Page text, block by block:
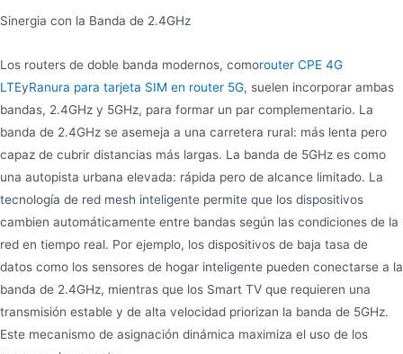
Sinergia con la Banda de 2.4GHz
Los routers de doble banda modernos, comorouter CPE 4G
LTEyRanura para tarjeta SIM en router 5G, suelen incorporar ambas
bandas, 2.4GHz y 5GHz, para formar un par complementario. La
banda de 2.4GHz se asemeja a una carretera rural: más lenta pero
capaz de cubrir distancias más largas. La banda de 5GHz es como
una autopista urbana elevada: rápida pero de alcance limitado. La
tecnología de red mesh inteligente permite que los dispositivos
cambien automáticamente entre bandas según las condiciones de la
red en tiempo real. Por ejemplo, los dispositivos de baja tasa de
datos como los sensores de hogar inteligente pueden conectarse a la
banda de 2.4GHz, mientras que los Smart TV que requieren una
transmisión estable y de alta velocidad priorizan la banda de 5GHz.
Este mecanismo de asignación dinámica maximiza el uso de los